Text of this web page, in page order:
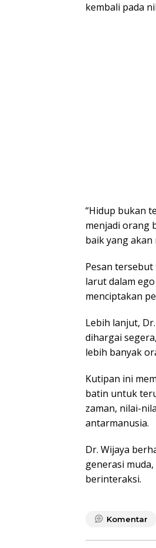
kembali pada
“Hidup bukan
menjadi orang
baik yang akan
Pesan
larut dalam
menciptakan
Lebih lanjut,
dihargai
lebih banyak
Kutipan ini
batin untuk
zaman, nilai-
antarmanusia.
Dr. Wijaya
generasi
berinteraksi.
Komentar